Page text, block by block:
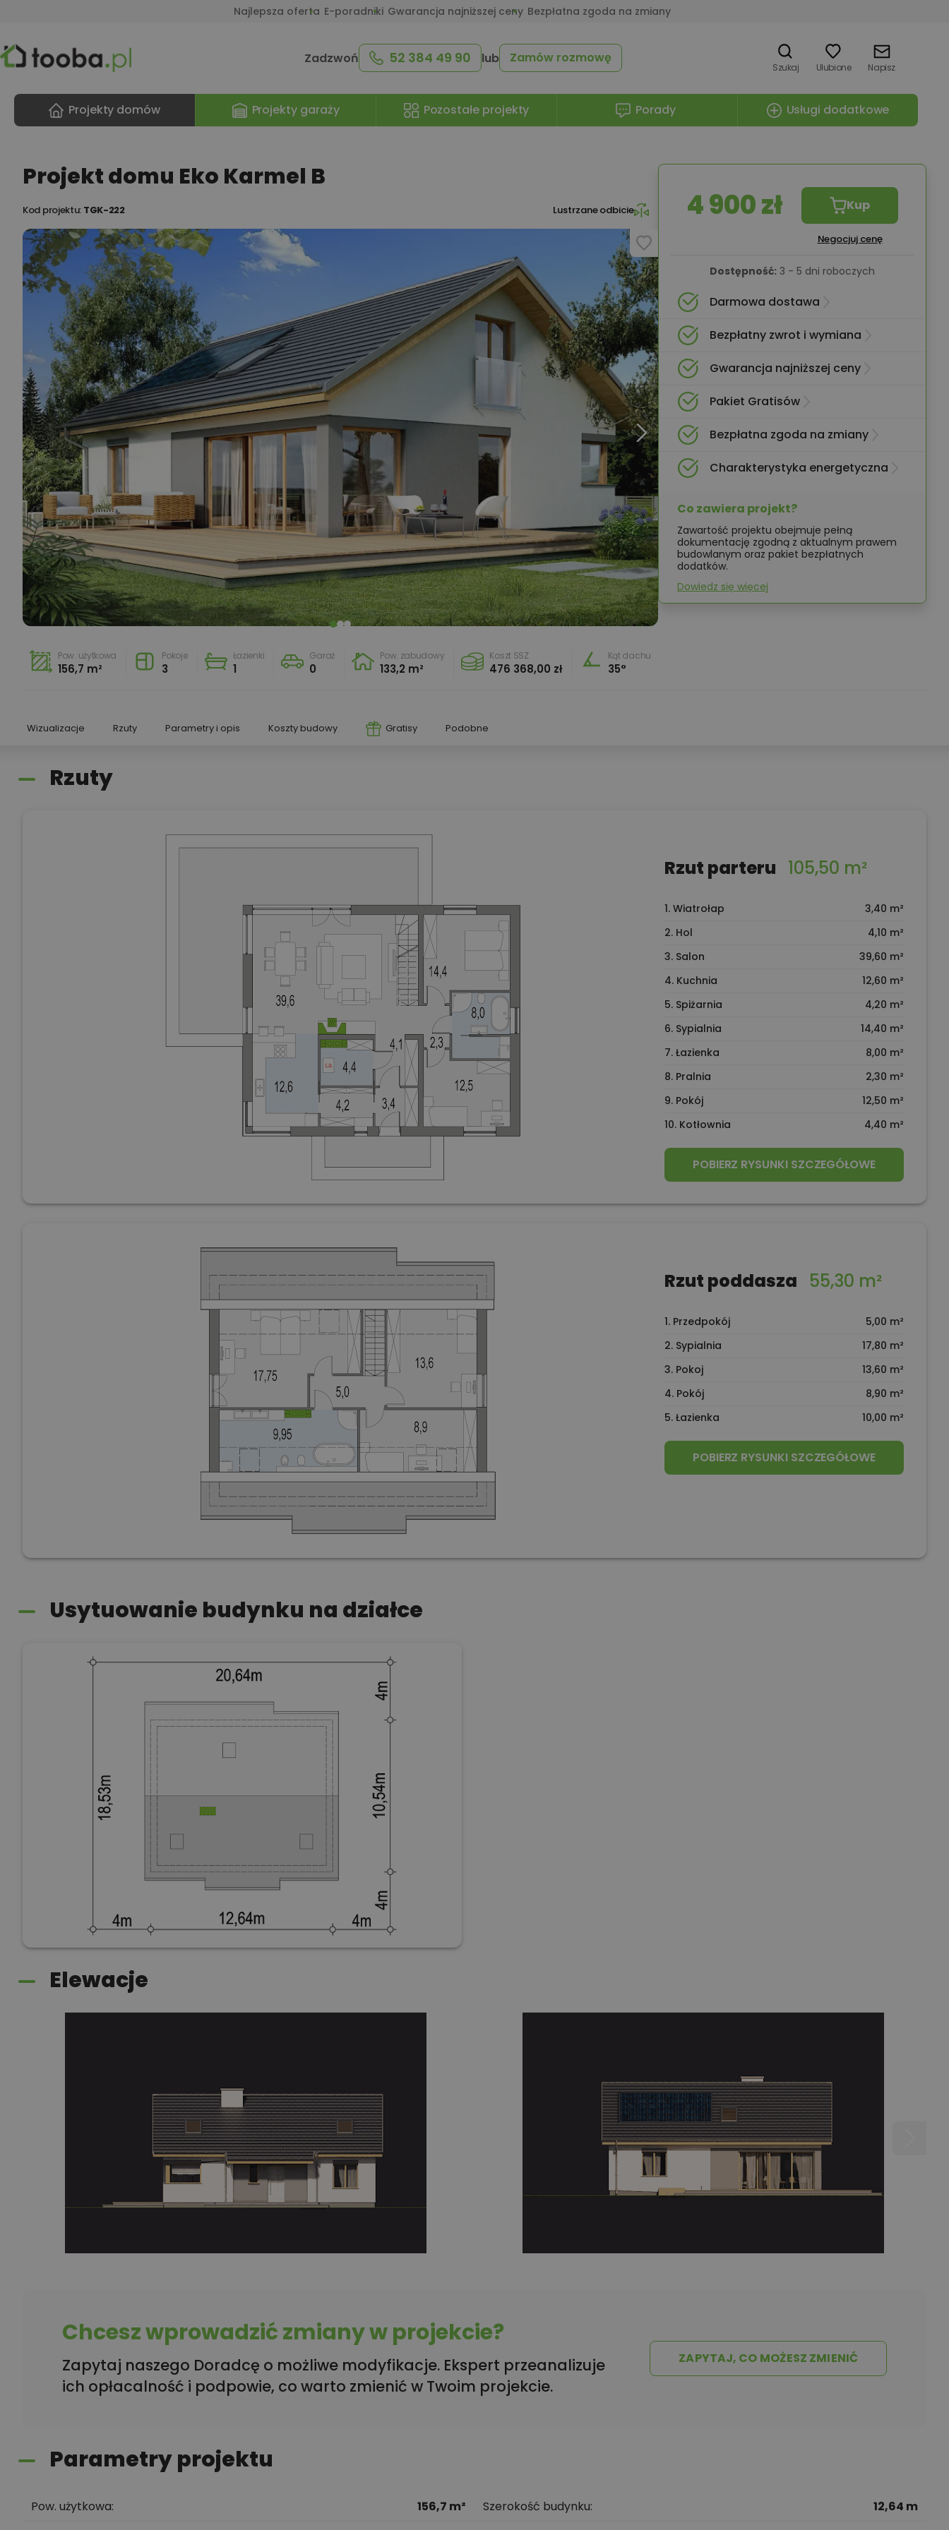
Najlepsza oferta E-poradniki Gwarancja najniższej ceny Bezpłatna zgoda na zmiany
Zadzwoń 52 384 49 90 lub Zamów rozmowę
Szukaj Ulubione Napisz
Projekty domów Projekty garaży Pozostałe projekty Porady Usługi dodatkowe
Projekt domu Eko Karmel B
Kod projektu: TGK-222 Lustrzane odbicie
Pow. użytkowa
156,7 m²
Pokoje
3
Łazienki
1
Garaż
0
Pow. zabudowy
133,2 m²
Koszt SSZ
476 368,00 zł
Kąt dachu
35°
4 900 zł Kup
Negocjuj cenę
Dostępność: 3 - 5 dni roboczych
Darmowa dostawa
Bezpłatny zwrot i wymiana
Gwarancja najniższej ceny
Pakiet Gratisów
Bezpłatna zgoda na zmiany
Charakterystyka energetyczna
Co zawiera projekt?
Zawartość projektu obejmuje pełną
dokumentację zgodną z aktualnym prawem
budowlanym oraz pakiet bezpłatnych
dodatków.
Dowiedz się więcej
Wizualizacje Rzuty Parametry i opis Koszty budowy Gratisy Podobne
Rzuty
Rzut parteru 105,50 m²
1. Wiatrołap
3,40 m²
2. Hol
4,10 m²
3. Salon
39,60 m²
4. Kuchnia
12,60 m²
5. Spiżarnia
4,20 m²
6. Sypialnia
14,40 m²
7. Łazienka
8,00 m²
8. Pralnia
2,30 m²
9. Pokój
12,50 m²
10. Kotłownia
4,40 m²
POBIERZ RYSUNKI SZCZEGÓŁOWE
Rzut poddasza 55,30 m²
1. Przedpokój
5,00 m²
2. Sypialnia
17,80 m²
3. Pokoj
13,60 m²
4. Pokój
8,90 m²
5. Łazienka
10,00 m²
POBIERZ RYSUNKI SZCZEGÓŁOWE
Usytuowanie budynku na działce
Elewacje
Chcesz wprowadzić zmiany w projekcie?
Zapytaj naszego Doradcę o możliwe modyfikacje. Ekspert przeanalizuje
ich opłacalność i podpowie, co warto zmienić w Twoim projekcie.
ZAPYTAJ, CO MOŻESZ ZMIENIĆ
Parametry projektu
Pow. użytkowa
156,7 m²
Szerokość budynku
12,64 m